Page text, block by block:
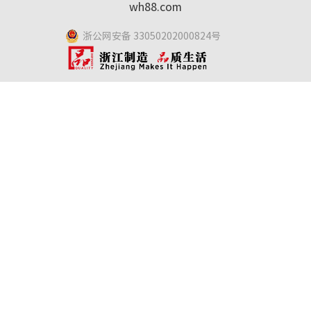
wh88.com
浙公网安备 33050202000824号